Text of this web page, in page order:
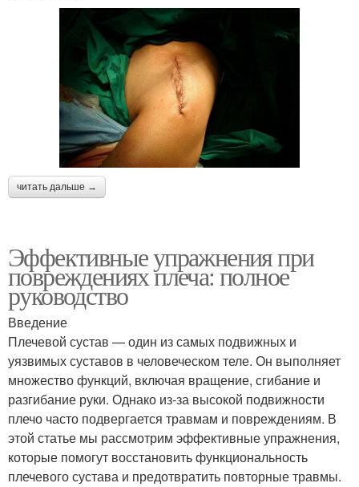
читать дальше →
Эффективные упражнения при
повреждениях плеча: полное
руководство
Введение
Плечевой сустав — один из самых подвижных и
уязвимых суставов в человеческом теле. Он выполняет
множество функций, включая вращение, сгибание и
разгибание руки. Однако из-за высокой подвижности
плечо часто подвергается травмам и повреждениям. В
этой статье мы рассмотрим эффективные упражнения,
которые помогут восстановить функциональность
плечевого сустава и предотвратить повторные травмы.